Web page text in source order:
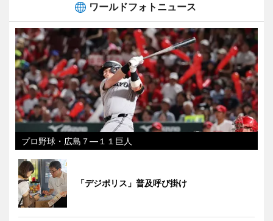
ワールドフォトニュース
プロ野球・広島７―１１巨人
「デジポリス」普及呼び掛け